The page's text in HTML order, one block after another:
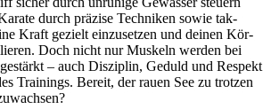
durch prä­zise Tech­niken sowie tak­
Kraft ge­zielt ein­zu­setzen und deinen Kör­
Doch nicht nur Mus­keln wer­den bei
– auch Disziplin, Ge­duld und Respekt
Trainings. Be­reit, der rauen See zu trot­zen